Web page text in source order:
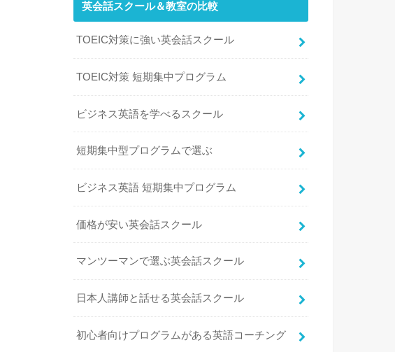
英会話スクール＆教室の比較
TOEIC対策に強い英会話スクール
TOEIC対策 短期集中プログラム
ビジネス英語を学べるスクール
短期集中型プログラムで選ぶ
ビジネス英語 短期集中プログラム
価格が安い英会話スクール
マンツーマンで選ぶ英会話スクール
日本人講師と話せる英会話スクール
初心者向けプログラムがある英語コーチング